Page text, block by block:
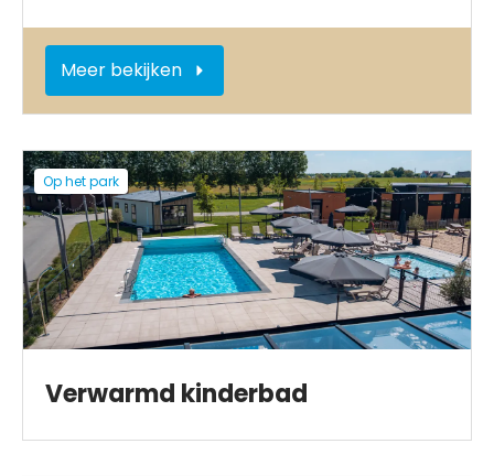
Meer bekijken
Op het park
Verwarmd kinderbad